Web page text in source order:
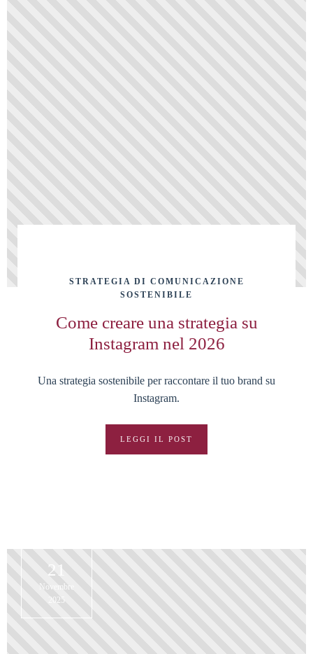
STRATEGIA DI COMUNICAZIONE
SOSTENIBILE
Come creare una strategia su
Instagram nel 2026
Una strategia sostenibile per raccontare il tuo brand su
Instagram.
LEGGI IL POST
21
Novembre
2025